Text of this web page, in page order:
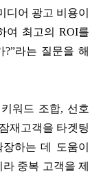
디어 광고 비용이
여 최고의 ROI를
라는 질문을 해
워드 조합, 선호
재고객을 타겟팅
하는 데 도움이
중복 고객을 제